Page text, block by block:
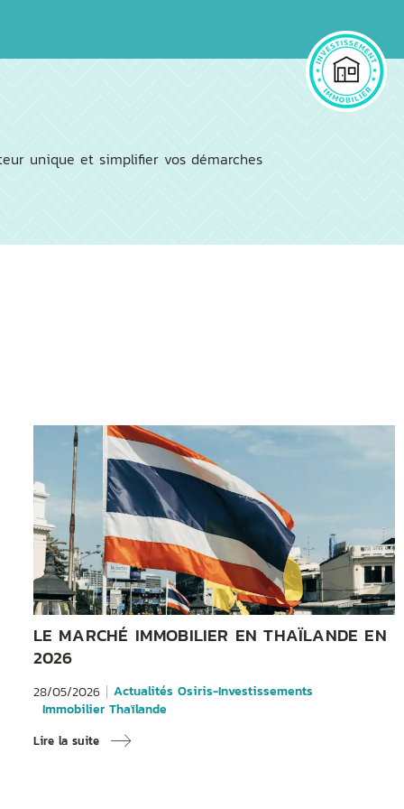
unique et simplifier vos démarches
LE MARCHÉ IMMOBILIER EN THAÏLANDE EN
2026
28/05/2026
Actualités Osiris-Investissements
Immobilier Thaïlande
Lire la suite